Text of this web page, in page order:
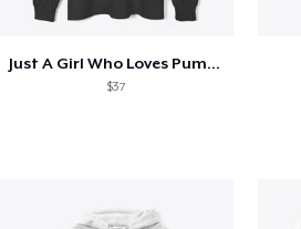
Just A Girl Who Loves Pumpkin Spice
$37